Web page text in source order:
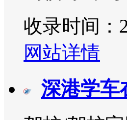
收录时间：
网站详情
深港学车